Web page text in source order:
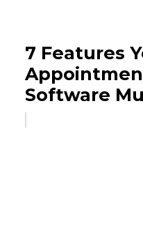
7 Features
Software